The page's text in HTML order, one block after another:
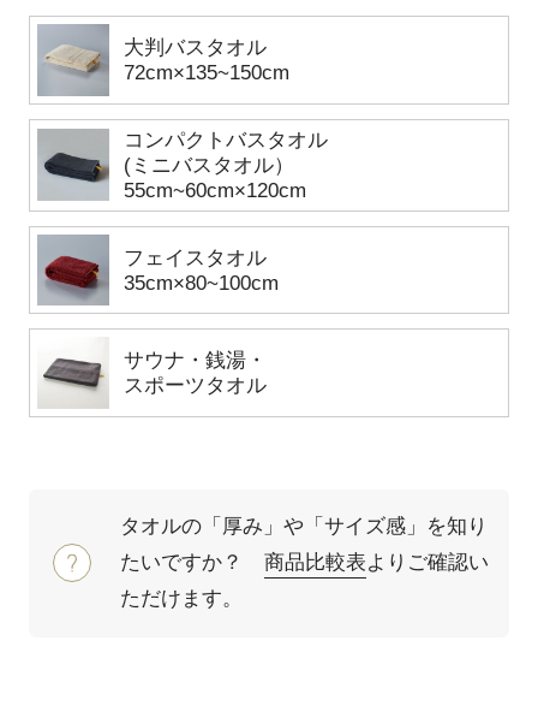
大判バスタオル
72cm×135~150cm
コンパクトバスタオル
(ミニバスタオル）
55cm~60cm×120cm
フェイスタオル
35cm×80~100cm
サウナ・銭湯・
スポーツタオル
タオルの「厚み」や「サイズ感」を知り
たいですか？
商品比較表よりご確認い
ただけます。